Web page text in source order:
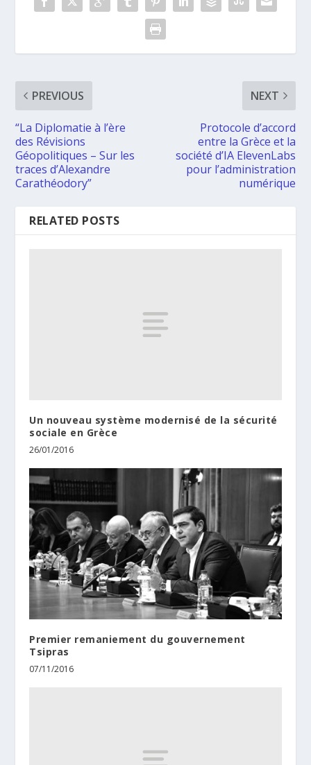
PREVIOUS
“La Diplomatie à l’ère
des Révisions
Géopolitiques – Sur les
traces d’Alexandre
Carathéodory”
NEXT
Protocole d’accord
entre la Grèce et la
société d’IA ElevenLabs
pour l’administration
numérique
RELATED POSTS
Un nouveau système modernisé de la sécurité
sociale en Grèce
26/01/2016
Premier remaniement du gouvernement
Tsipras
07/11/2016